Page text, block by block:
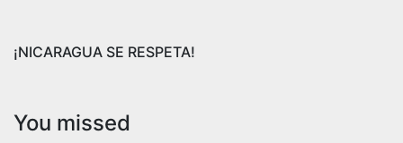
¡NICARAGUA SE RESPETA!
You missed